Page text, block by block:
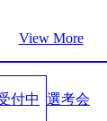
制度を用いて
our-vision-prod
いオフィスがあ
えての未上場
業でも投資し
生堂グループ
analytics」
ションを創出
www.accentur
Brochur
View More
付中 選考会